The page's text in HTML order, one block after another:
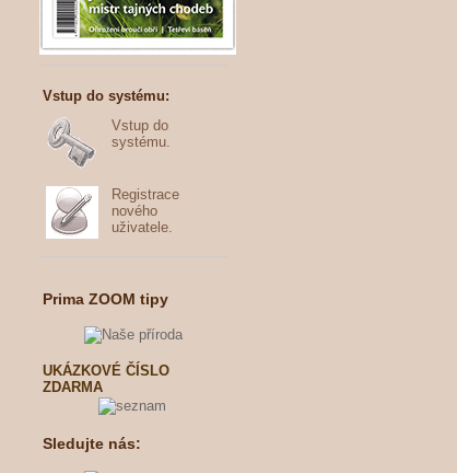
Vstup do systému:
Vstup do
systému.
Registrace
nového
uživatele.
Prima ZOOM tipy
UKÁZKOVÉ ČÍSLO
ZDARMA
Sledujte nás: